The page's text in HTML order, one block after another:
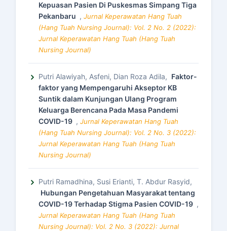
Kepuasan Pasien Di Puskesmas Simpang Tiga
Pekanbaru , Jurnal Keperawatan Hang Tuah
(Hang Tuah Nursing Journal): Vol. 2 No. 2 (2022):
Jurnal Keperawatan Hang Tuah (Hang Tuah
Nursing Journal)
Putri Alawiyah, Asfeni, Dian Roza Adila, Faktor-
faktor yang Mempengaruhi Akseptor KB
Suntik dalam Kunjungan Ulang Program
Keluarga Berencana Pada Masa Pandemi
COVID-19 , Jurnal Keperawatan Hang Tuah
(Hang Tuah Nursing Journal): Vol. 2 No. 3 (2022):
Jurnal Keperawatan Hang Tuah (Hang Tuah
Nursing Journal)
Putri Ramadhina, Susi Erianti, T. Abdur Rasyid,
Hubungan Pengetahuan Masyarakat tentang
COVID-19 Terhadap Stigma Pasien COVID-19 ,
Jurnal Keperawatan Hang Tuah (Hang Tuah
Nursing Journal): Vol. 2 No. 3 (2022): Jurnal